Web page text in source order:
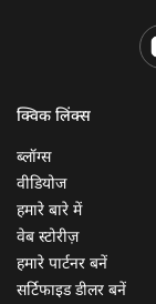
क्विक लिंक्स
ब्लॉग्स
वीडियोज
हमारे बारे में
वेब स्टोरीज़
हमारे पार्टनर बनें
सर्टिफाइड डीलर बनें